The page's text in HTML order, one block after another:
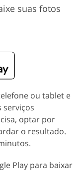
suas fotos
ou tablet e
serviços
optar por
o resultado.
Play para baixar